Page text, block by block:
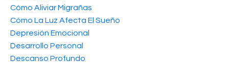
Cómo Aliviar Migrañas
Cómo La Luz Afecta El Sueño
Depresión Emocional
Desarrollo Personal
Descanso Profundo